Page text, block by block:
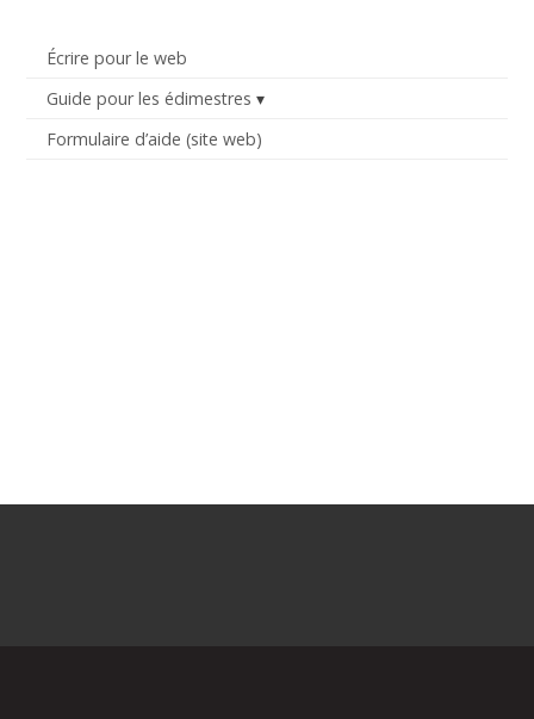
Écrire pour le web
Guide pour les édimestres
Formulaire d’aide (site web)